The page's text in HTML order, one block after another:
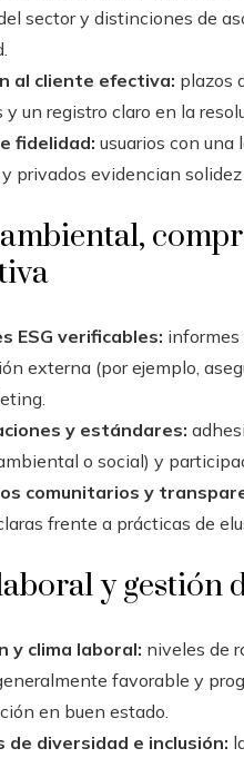
sector y distinciones de
al cliente efectiva: plazos
y un registro claro en la
fidelidad: usuarios con una
privados evidencian
ESG verificables: informes
externa (por ejemplo,
y estándares:
o social) y
comunitarios y
frente a prácticas de
y gestión
y clima laboral: niveles de
favorable y
en buen estado.
de diversidad e inclusión: